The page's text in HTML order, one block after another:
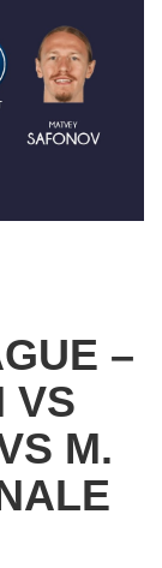
–
VS
M.